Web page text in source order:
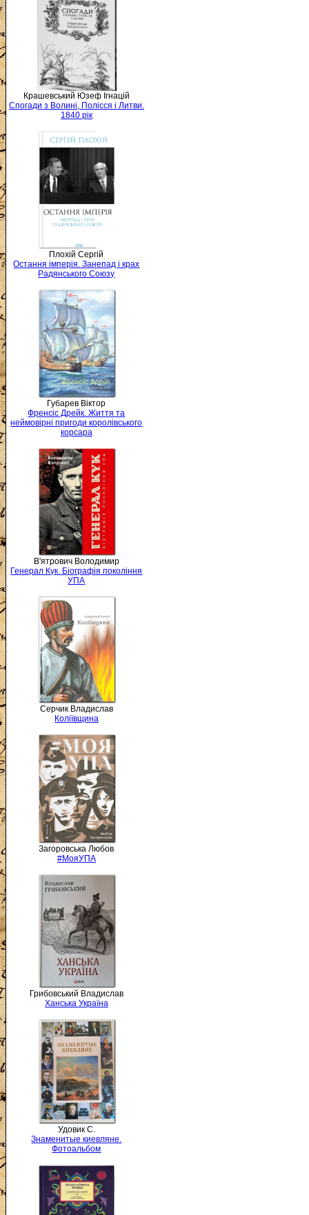
Крашевський Юзеф Ігнацій
Спогади з Волині, Полісся і Литви.
1840 рік
Плохій Сергій
Остання імперія. Занепад і крах
Радянського Союзу
Губарев Віктор
Френсіс Дрейк. Життя та
неймовірні пригоди королівського
корсара
В'ятрович Володимир
Генерал Кук. Біографія покоління
УПА
Серчик Владислав
Коліївщина
Загоровська Любов
#МояУПА
Грибовський Владислав
Ханська Україна
Удовик С.
Знаменитые киевляне.
Фотоальбом